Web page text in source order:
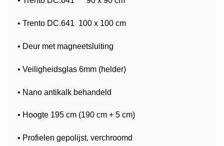
• Trento DC.641 100 x 100 cm
• Deur met magneetsluiting
• Veiligheidsglas 6mm (helder)
• Nano antikalk behandeld
• Hoogte 195 cm (190 cm + 5 cm)
• Profielen gepolijst, verchroomd